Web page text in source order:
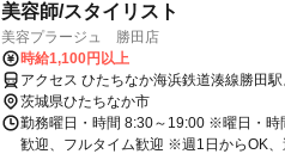
美容師/スタイリスト
美容プラージュ 勝田店
時給1,100円以上
アクセス ひたちなか海浜鉄道湊線勝田
茨城県ひたちなか市
勤務曜日・時間 8:30～19:00 ※曜日・
歓迎、フルタイム歓迎 ※週1日からOK